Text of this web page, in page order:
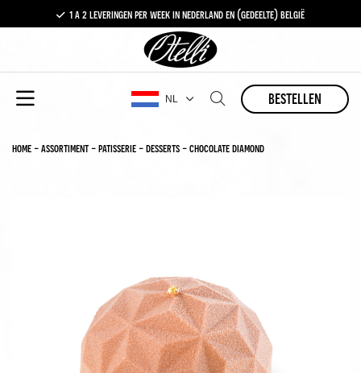
1 a 2 leveringen per week in nederland en (gedeelte) belgië
gratis levering vanaf €100,-
1 a 2 leveringen per week in nederland en (gedeelte) belgië
NL bestellen
home-assortiment-patisserie-desserts-chocolate diamond